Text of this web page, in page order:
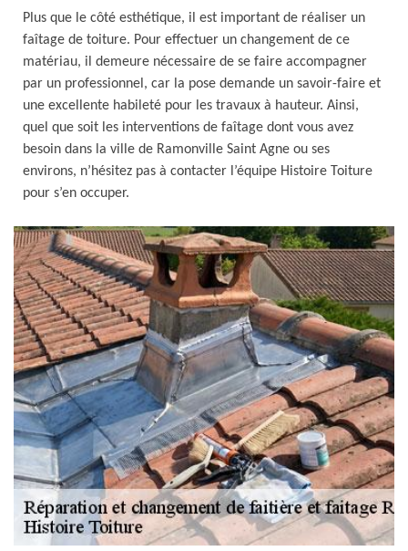
Plus que le côté esthétique, il est important de réaliser un
faîtage de toiture. Pour effectuer un changement de ce
matériau, il demeure nécessaire de se faire accompagner
par un professionnel, car la pose demande un savoir-faire et
une excellente habileté pour les travaux à hauteur. Ainsi,
quel que soit les interventions de faîtage dont vous avez
besoin dans la ville de Ramonville Saint Agne ou ses
environs, n’hésitez pas à contacter l’équipe Histoire Toiture
pour s’en occuper.